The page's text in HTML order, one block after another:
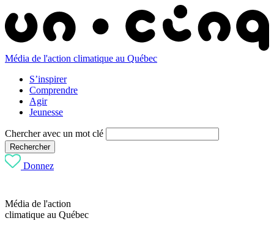
Média de l'action climatique au Québec
S’inspirer
Comprendre
Agir
Jeunesse
Chercher avec un mot clé
Rechercher
Donnez
Média de l'action
climatique au Québec